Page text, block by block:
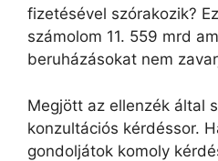
fizetésével szórakozik?
számolom 11. 559 mrd
beruházásokat nem
Megjött az ellenzék által
konzultációs kérdéssor.
gondoljátok komoly